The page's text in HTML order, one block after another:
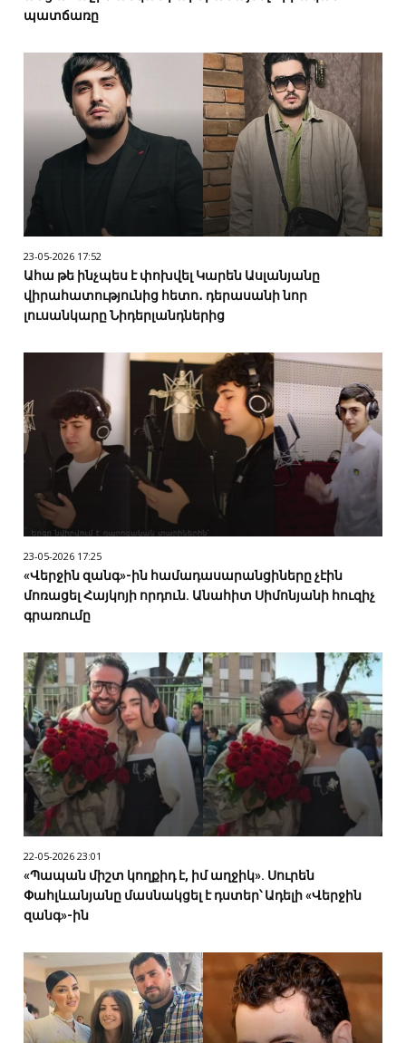
պատճառը
23-05-2026 17:52
Ահա թե ինչպես է փոխվել Կարեն Ասլանյանը
վիրահատությունից հետո․ դերասանի նոր
լուսանկարը Նիդերլանդներից
23-05-2026 17:25
«Վերջին զանգ»-ին համադասարանցիները չէին
մոռացել Հայկոյի որդուն. Անահիտ Սիմոնյանի հուզիչ
գրառումը
22-05-2026 23:01
«Պապան միշտ կողքիդ է, իմ աղջիկ». Սուրեն
Փահլևանյանը մասնակցել է դստեր՝ Ադելի «Վերջին
զանգ»-ին